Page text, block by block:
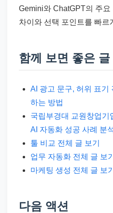
Gemini와 ChatGPT의 주요
차이와 선택 포인트를 빠르
함께 보면 좋은 글
AI 광고 문구, 허위 표기
하는 방법
국립부경대 교원창업기
AI 자동화 성공 사례 분
툴 비교 전체 글 보기
업무 자동화 전체 글 보기
마케팅 생성 전체 글 보기
다음 액션